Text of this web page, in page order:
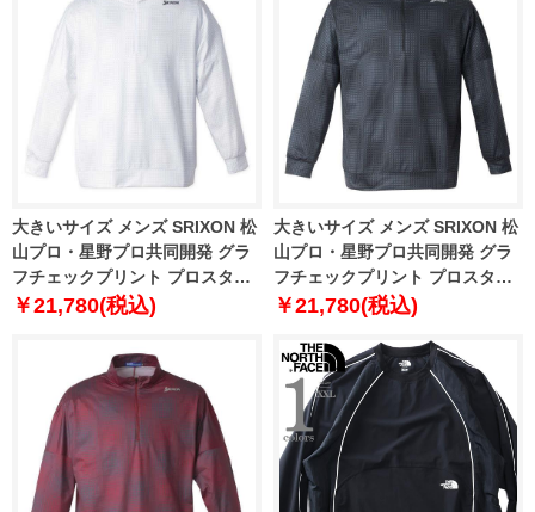
大きいサイズ メンズ SRIXON 松
山プロ・星野プロ共同開発 グラ
フチェックプリント プロスタイ
ル シャツ ホワイト 1278-4330-1
￥21,780(税込)
大きいサイズ メンズ SRIXON 松
山プロ・星野プロ共同開発 グラ
フチェックプリント プロスタイ
ル シャツ ブラック 1278-4330-2
￥21,780(税込)